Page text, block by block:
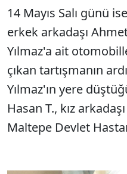
14 Mayıs Salı günü
erkek arkadaşı
Yılmaz'a ait
çıkan tartışmanın
Yılmaz'ın yere
Hasan T., kız
Maltepe Devlet